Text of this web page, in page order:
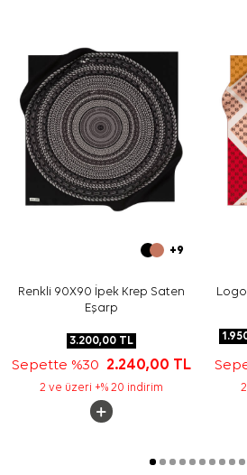
Yıkama ve bakım için ürün
izleyiniz. İpek ve hassas eşarplarda
gerektiğindeAker İpek Eşarp
edebilirsiniz.
Sıkça Sorulan Sorular
Pudra İpek Kare Fırça Desenli
Bu eşarbın kumaş kalitesi nedir?
Desen ve renk görünümü nasıldır?
+9
Renkli 90X90 İpek Krep Saten
Eşarp
3.200,00TL
Sepette %30 2.240,00 TL
2 ve üzeri +% 20 indirim